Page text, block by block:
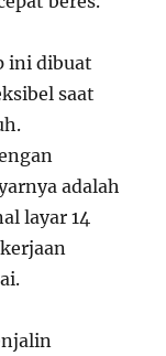
ini dibuat
saat
adalah
layar 14